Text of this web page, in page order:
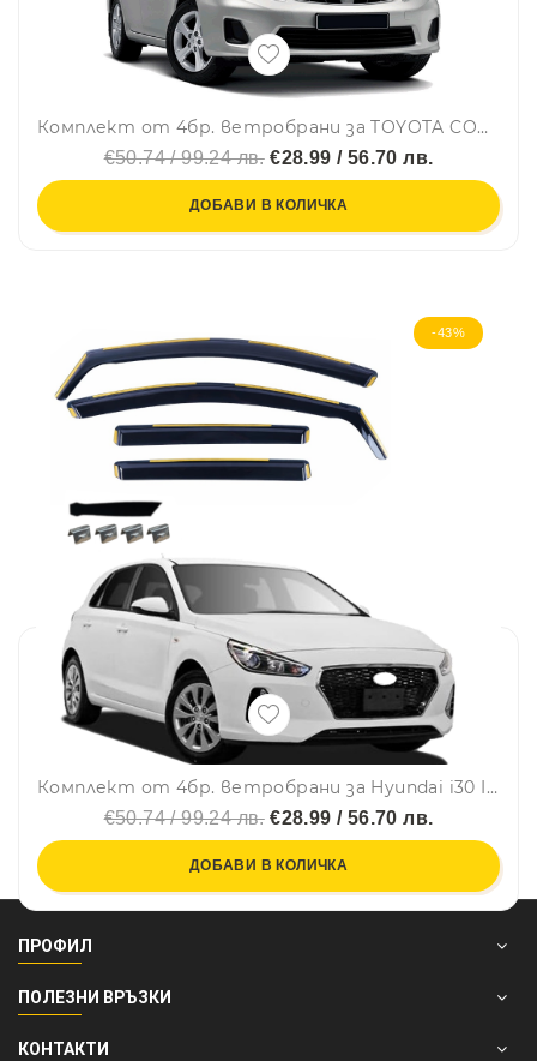
Комплект от 4бр. ветробрани за TOYOTA COROLLA X 2006 - 2012 г.
€50.74 / 99.24 лв.€28.99 / 56.70 лв.
ДОБАВИ В КОЛИЧКА
-43%
Комплект от 4бр. ветробрани за Hyundai i30 III 2017-2024
€50.74 / 99.24 лв.€28.99 / 56.70 лв.
ДОБАВИ В КОЛИЧКА
ПРОФИЛ
ПОЛЕЗНИ ВРЪЗКИ
КОНТАКТИ